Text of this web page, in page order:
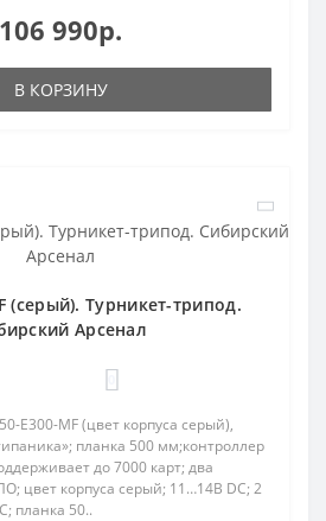
106 990р.
В КОРЗИНУ
(серый). Турникет-трипод.
Арсенал
E300-MF (цвет корпуса серый),
планка 500 мм;контроллер
до 7000 карт; два
цвет корпуса серый; 11…14В DC; 2
планка 50..